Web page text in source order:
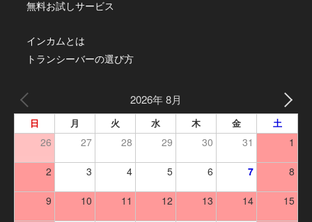
無料お試しサービス
インカムとは
トランシーバーの選び方
2026年 8月
日 月 火 水 木 金 土
26 27 28 29 30 31 1
2 3 4 5 6 7 8
9 10 11 12 13 14 15